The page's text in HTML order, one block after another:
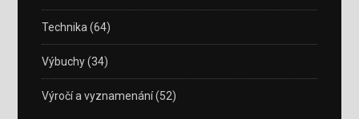
Technika (64)
Výbuchy(34)
Výročí a vyznamenání(52)